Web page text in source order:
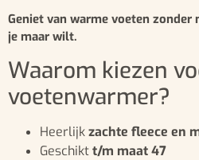
Geniet van warme voeten zonder
je maar wilt.
Waarom kiezen
voetenwarmer?
Heerlijkzachte fleece en
Geschiktt/m maat 47